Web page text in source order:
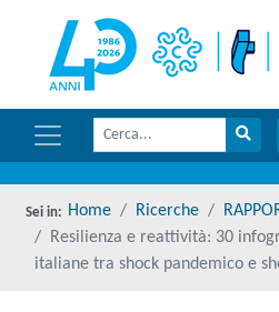
Vai ai contenuti
Menu di navigazione
Cerca
torna al menu di scelta rapida
Menu di
torna al menu di scelta rapida
Cerca nel sito
Home Ricerche
Resilienza e reattività: 30
italiane tra shock pandemico e